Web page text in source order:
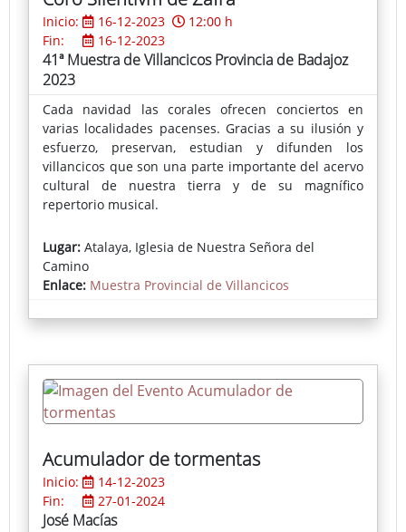
Inicio: 16-12-2023
12:00 h
Fin:
16-12-2023
41ª Muestra de Villancicos Provincia de Badajoz
2023
Cada navidad las corales ofrecen conciertos en
varias localidades pacenses. Gracias a su ilusión y
esfuerzo, preservan, estudian y difunden los
villancicos que son una parte importante del acervo
cultural de nuestra tierra y de su magnífico
repertorio musical.
Lugar: Atalaya, Iglesia de Nuestra Señora del
Camino
Enlace: Muestra Provincial de Villancicos
Acumulador de tormentas
Inicio:
14-12-2023
Fin:
27-01-2024
José Macías